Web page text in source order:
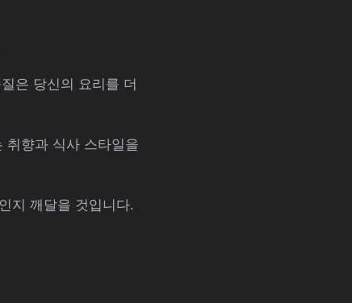
은 당신의 요리를 더
취향과 식사 스타일을
지 깨달을 것입니다.